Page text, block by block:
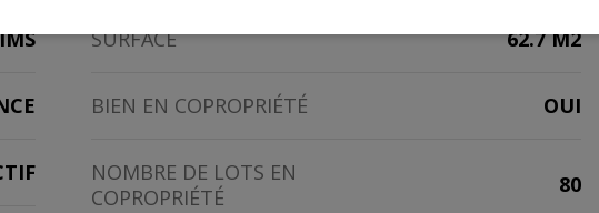
SURFACE 62.7 M2
BIEN EN COPROPRIÉTÉ OUI
NOMBRE DE LOTS EN
COPROPRIÉTÉ
80